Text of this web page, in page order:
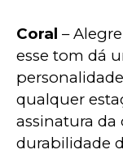
Coral –
esse tom dá
qualquer
assinatura da
durabilidade